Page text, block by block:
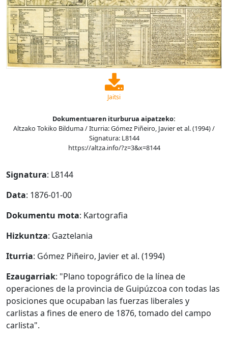
Jaitsi
Dokumentuaren iturburua aipatzeko:
Altzako Tokiko Bilduma / Iturria: Gómez Piñeiro, Javier et al. (1994) /
Signatura: L8144
https://altza.info/?z=3&x=8144
Signatura: L8144
Data: 1876-01-00
Dokumentu mota: Kartografia
Hizkuntza: Gaztelania
Iturria: Gómez Piñeiro, Javier et al. (1994)
Ezaugarriak: "Plano topográfico de la línea de
operaciones de la provincia de Guipúzcoa con todas las
posiciones que ocupaban las fuerzas liberales y
carlistas a fines de enero de 1876, tomado del campo
carlista".